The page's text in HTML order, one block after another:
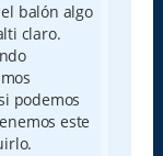
balón algo
claro.
podemos
este